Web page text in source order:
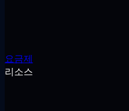
요금제
리소스